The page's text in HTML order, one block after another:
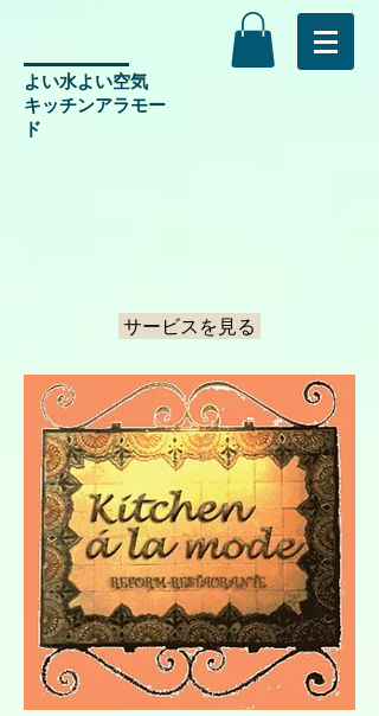
よい水よい空気
​キッチンアラモー
ド
サービスを見る